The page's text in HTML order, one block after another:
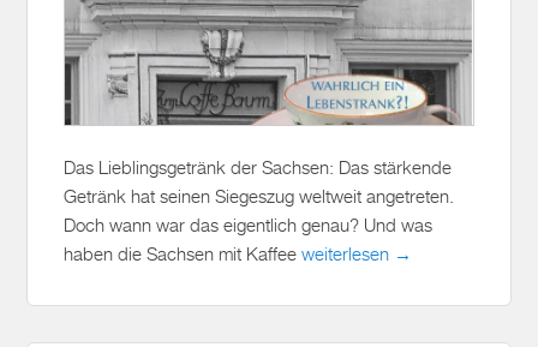
Das Lieblingsgetränk der Sachsen: Das stärkende
Getränk hat seinen Siegeszug weltweit angetreten.
Doch wann war das eigentlich genau? Und was
haben die Sachsen mit Kaffeeweiterlesen →